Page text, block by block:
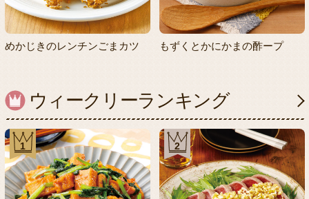
めかじきのレンチンごまカツ もずくとかにかまの酢ープ
ウィークリーランキング
1 2